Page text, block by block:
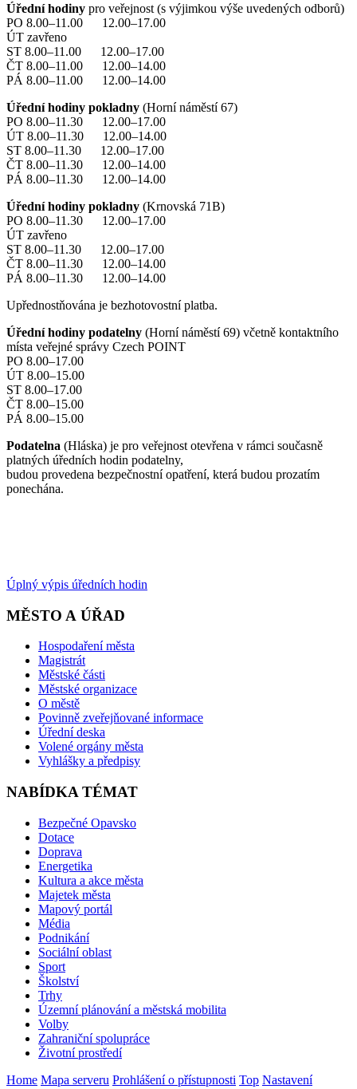
Úřední hodiny pro veřejnost (s výjimkou výše uvedených odborů)
PO 8.00–11.00 12.00–17.00
ÚT zavřeno
ST 8.00–11.00 12.00–17.00
ČT 8.00–11.00 12.00–14.00
PÁ 8.00–11.00 12.00–14.00
Úřední hodiny pokladny (Horní náměstí 67)
PO 8.00–11.30 12.00–17.00
ÚT 8.00–11.30 12.00–14.00
ST 8.00–11.30 12.00–17.00
ČT 8.00–11.30 12.00–14.00
PÁ 8.00–11.30 12.00–14.00
Úřední hodiny pokladny (Krnovská 71B)
PO 8.00–11.30 12.00–17.00
ÚT zavřeno
ST 8.00–11.30 12.00–17.00
ČT 8.00–11.30 12.00–14.00
PÁ 8.00–11.30 12.00–14.00
Upřednostňována je bezhotovostní platba.
Úřední hodiny podatelny (Horní náměstí 69) včetně kontaktního
místa veřejné správy Czech POINT
PO 8.00–17.00
ÚT 8.00–15.00
ST 8.00–17.00
ČT 8.00–15.00
PÁ 8.00–15.00
Podatelna (Hláska) je pro veřejnost otevřena v rámci současně
platných úředních hodin podatelny,
budou provedena bezpečnostní opatření, která budou prozatím
ponechána.
Úplný výpis úředních hodin
MĚSTO A ÚŘAD
Hospodaření města
Magistrát
Městské části
Městské organizace
O městě
Povinně zveřejňované informace
Úřední deska
Volené orgány města
Vyhlášky a předpisy
NABÍDKA TÉMAT
Bezpečné Opavsko
Dotace
Doprava
Energetika
Kultura a akce města
Majetek města
Mapový portál
Média
Podnikání
Sociální oblast
Sport
Školství
Trhy
Územní plánování a městská mobilita
Volby
Zahraniční spolupráce
Životní prostředí
Home Mapa serveru Prohlášení o přístupnosti Top Nastavení